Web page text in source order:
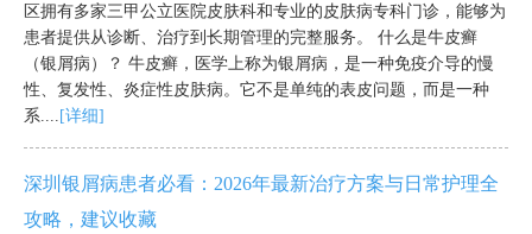
区拥有多家三甲公立医院皮肤科和专业的皮肤病专科门诊，能够为
患者提供从诊断、治疗到长期管理的完整服务。 什么是牛皮癣
（银屑病）？ 牛皮癣，医学上称为银屑病，是一种免疫介导的慢
性、复发性、炎症性皮肤病。它不是单纯的表皮问题，而是一种
系....
[详细]
深圳银屑病患者必看：2026年最新治疗方案与日常护理全
攻略，建议收藏